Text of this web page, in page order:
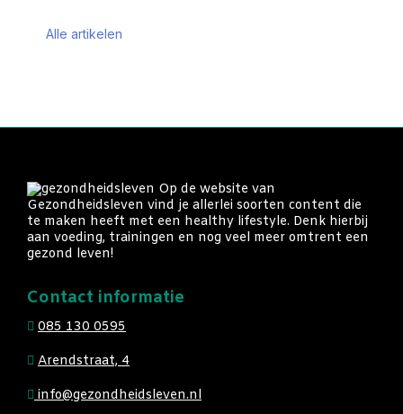
Alle artikelen
Op de website van
Gezondheidsleven vind je allerlei soorten content die
te maken heeft met een healthy lifestyle. Denk hierbij
aan voeding, trainingen en nog veel meer omtrent een
gezond leven!
Contact informatie
085 130 0595
Arendstraat, 4
info@gezondheidsleven.nl